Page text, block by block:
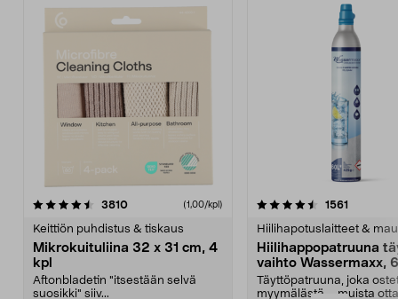
3810arvostelut (1,00/kpl)
Keittiön puhdistus & tiskaus
Mikrokuituliina 32 x 31 cm, 4
kpl
Aftonbladetin "itsestään selvä
suosikki" siiv...
4.5viidestä
1561
Hiilihapotuslaitteet &
Hiilihappopatruuna
vaihto Wassermaxx,
Täyttöpatruuna, joka
myymälästä – muista
4.5viidestä